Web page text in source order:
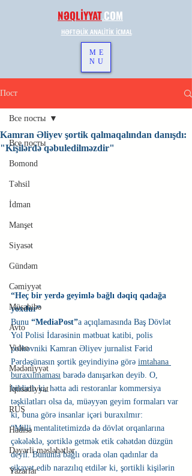
NƏQLİYYAT.COM
HƏFTƏLİK ANALİTİK İCMAL
ME
NU
Пост
Все посты
Bomond
Təhsil
İdman
Manşet
Siyasət
Gündəm
Cəmiyyət
Müsahibə
Avto
Video
Mədəniyyət
İqtisadiyyat
RUS
Hadisə
Dəyərli məsləhətlər
Yazarlar
Все посты
Kamran Əliyev şortik qalmaqalından danışdı:
"Kişilərdə qəbuledilməzdir"
“Heç bir yerdə geyimlə bağlı dəqiq qadağa
yoxdur”
Bunu “MediaPost”a açıqlamasında Baş Dövlət
Yol Polisi İdarəsinin mətbuat katibi, polis
polkovniki Kamran Əliyev jurnalist Fərid
Pərdəşünasın şortik geyindiyinə görə imtahana
buraxılmaması barədə danışarkən deyib. O,
bildirib ki, hətta adi restoranlar kommersiya
təşkilatları olsa da, müəyyən geyim formaları var
ki, buna görə insanlar içəri buraxılmır:
“Milli mentalitetimizdə də dövlət orqanlarına
çəkələklə, şortiklə getmək etik cəhətdən düzgün
deyil. Bununla bağlı orada olan qadınlar da
şikayət edib narazılıq etdilər ki, şortikli kişilərin